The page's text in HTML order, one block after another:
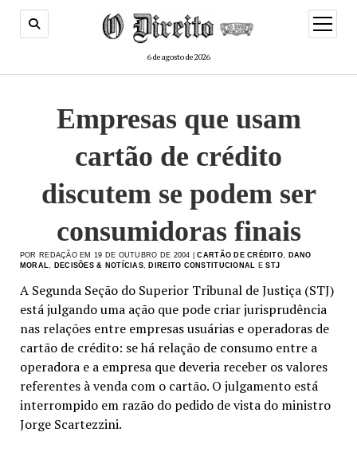
6 de agosto de 2026
menu
de
Empresas que usam
cartão de crédito
discutem se podem ser
consumidoras finais
POR REDAÇÃO EM 19 DE OUTUBRO DE 2004 |CARTÃO DE CRÉDITO
DANO
MORAL
DECISÕES & NOTÍCIAS, DIREITO CONSTITUCIONAL ESTJ
A Segunda Seção do Superior Tribunal de Justiça (STJ)
está julgando uma ação que pode criar jurisprudência
nas relações entre empresas usuárias e operadoras de
cartão de crédito: se há relação de consumo entre a
operadora e a empresa que deveria receber os valores
referentes à venda com o cartão. O julgamento está
interrompido em razão do pedido de vista do ministro
Jorge Scartezzini.